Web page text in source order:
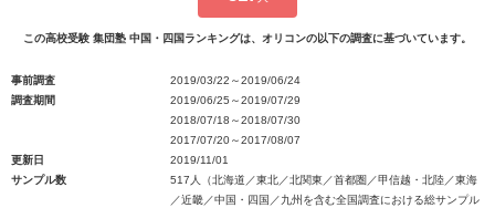
この高校受験 集団塾 中国・四国ランキングは、オリコンの以下の調査に基づいています。
事前調査
2019/03/22～2019/06/24
調査期間
2019/06/25～2019/07/29
2018/07/18～2018/07/30
2017/07/20～2017/08/07
更新日
2019/11/01
サンプル数
517人（北海道／東北／北関東／首都圏／甲信越・北陸／東海
／近畿／中国・四国／九州を含む全国調査における総サンプル